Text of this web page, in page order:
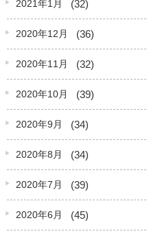
2021年1月 (32)
2020年12月 (36)
2020年11月 (32)
2020年10月 (39)
2020年9月 (34)
2020年8月 (34)
2020年7月 (39)
2020年6月 (45)